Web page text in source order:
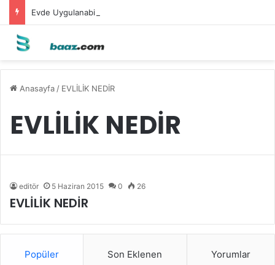
Evde Uygulanabilecek Leke Karşıtı Maskeler
Anasayfa / EVLİLİK NEDİR
EVLİLİK NEDİR
editör 5 Haziran 2015 0 26
EVLİLİK NEDİR
Popüler Son Eklenen Yorumlar